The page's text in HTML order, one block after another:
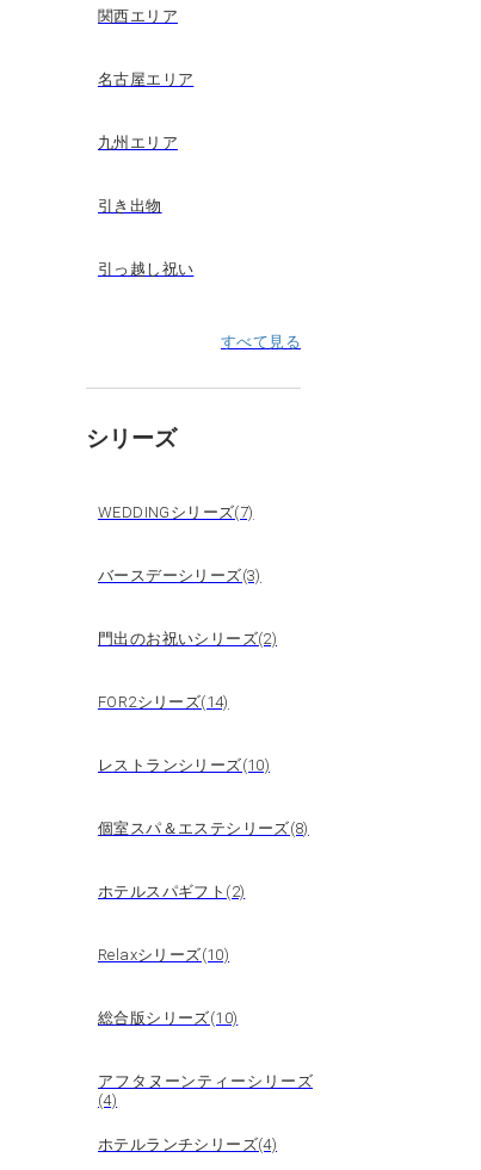
関西エリア
名古屋エリア
九州エリア
引き出物
引っ越し祝い
すべて見る
シリーズ
WEDDINGシリーズ(7)
バースデーシリーズ(3)
門出のお祝いシリーズ(2)
FOR2シリーズ(14)
レストランシリーズ(10)
個室スパ＆エステシリーズ(8)
ホテルスパギフト(2)
Relaxシリーズ(10)
総合版シリーズ(10)
アフタヌーンティーシリーズ
(4)
ホテルランチシリーズ(4)